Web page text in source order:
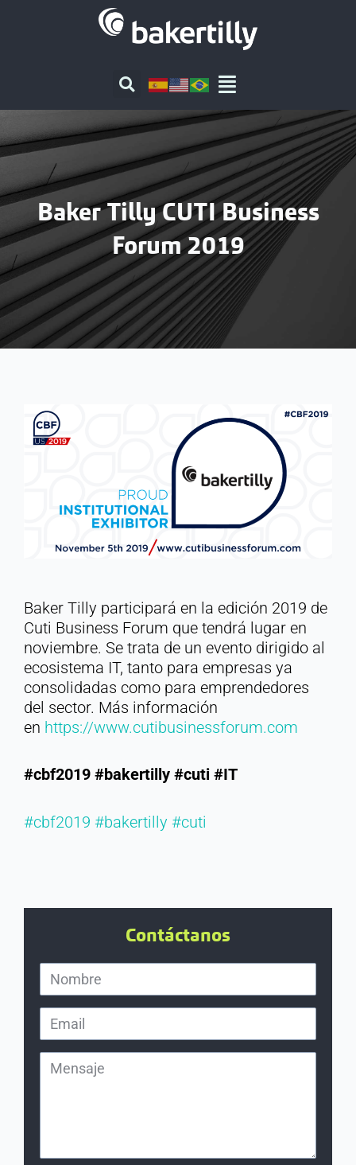
Baker Tilly CUTI Business
Forum 2019
Baker Tilly participará en la edición 2019 de
Cuti Business Forum que tendrá lugar en
noviembre. Se trata de un evento dirigido al
ecosistema IT, tanto para empresas ya
consolidadas como para emprendedores
del sector. Más información
en https://www.cutibusinessforum.com
#cbf2019 #bakertilly #cuti #IT
#cbf2019 #bakertilly #cuti
Contáctanos